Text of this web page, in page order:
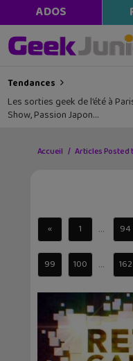
ADOS
Tendances
Les sorties geek de l’été à
Show, Passion Japon…
Accueil Articles Posted
« 1 ... 94
99 100 ... 162